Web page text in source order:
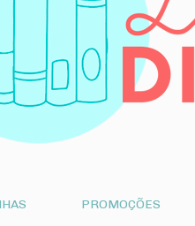
PROMOÇÕES